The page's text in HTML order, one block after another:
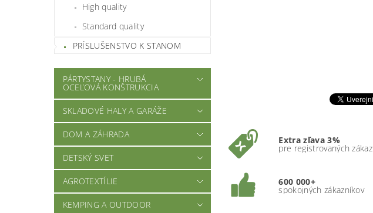
High quality
Standard quality
PRÍSLUŠENSTVO K STANOM
PÁRTYSTANY - HRUBÁ
OCEĽOVÁ KONŠTRUKCIA
SKLADOVÉ HALY A GARÁŽE
DOM A ZÁHRADA
DETSKÝ SVET
AGROTEXTÍLIE
KEMPING A OUTDOOR
Extra zľava 3%
pre registrovaných
600 000+
spokojných zákazníkov